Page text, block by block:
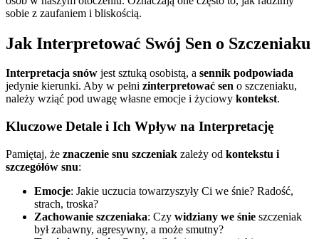
sobie z zaufaniem i bliskością.
Jak Interpretować Swój Sen o Szczeniaku
Interpretacja snów jest sztuką osobistą, a sennik podpowiada
jedynie kierunki. Aby w pełni zinterpretować sen o szczeniaku,
należy wziąć pod uwagę własne emocje i życiowy kontekst.
Kluczowe Detale i Ich Wpływ na Interpretację
Pamiętaj, że znaczenie snu szczeniak zależy od kontekstu i
szczegółów snu:
Emocje: Jakie uczucia towarzyszyły Ci we śnie? Radość,
strach, troska?
Zachowanie szczeniaka: Czy widziany we śnie szczeniak
był zabawny, agresywny, a może smutny?